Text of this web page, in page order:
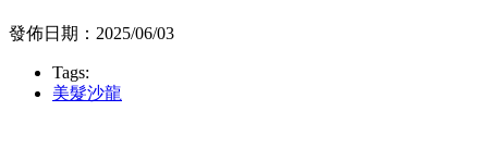
發佈日期：2025/06/03
Tags:
美髮沙龍